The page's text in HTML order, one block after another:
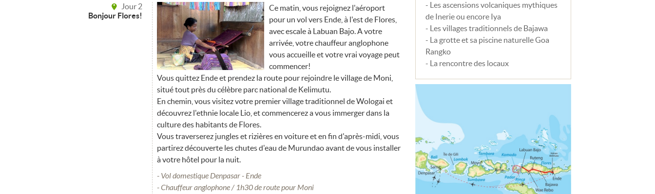
Jour 2
Bonjour Flores!
Ce matin, vous rejoignez l'aéroport
pour un vol vers Ende, à l'est de Flores,
avec escale à Labuan Bajo. A votre
arrivée, votre chauffeur anglophone
vous accueille et votre vrai voyage peut
commencer!
Vous quittez Ende et prendez la route pour rejoindre le village de Moni,
situé tout près du célèbre parc national de Kelimutu.
En chemin, vous visitez votre premier village traditionnel de Wologai et
découvrez l'ethnie locale Lio, et commencerez a vous immerger dans la
culture des habitants de Flores.
Vous traverserez jungles et rizières en voiture et en fin d'après-midi, vous
partirez découverte les chutes d'eau de Murundao avant de vous installer
à votre hôtel pour la nuit.
- Vol domestique Denpasar - Ende
- Chauffeur anglophone / 1h30 de route pour Moni
- Les ascensions volcaniques mythiques
de Inerie ou encore Iya
- Les villages traditionnels de Bajawa
- La grotte et sa piscine naturelle Goa
Rangko
- La rencontre des locaux